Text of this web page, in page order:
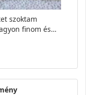
szoktam
finom és…